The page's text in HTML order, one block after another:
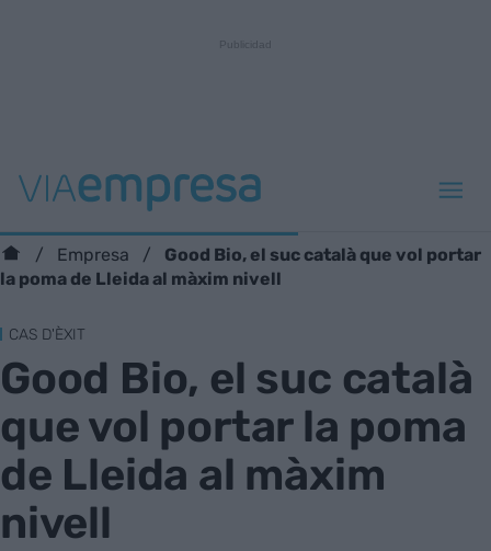
Empresa
Good Bio, el suc català que vol portar
la poma de Lleida al màxim nivell
CAS D'ÈXIT
Good Bio, el suc català
que vol portar la poma
de Lleida al màxim
nivell